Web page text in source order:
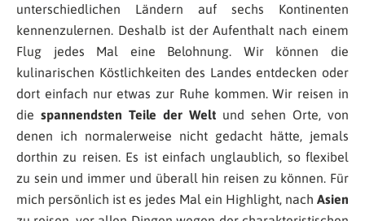
unterschiedlichen Ländern auf sechs Kontinenten
kennenzulernen. Deshalb ist der Aufenthalt nach einem
Flug jedes Mal eine Belohnung. Wir können die
kulinarischen Köstlichkeiten des Landes entdecken oder
dort einfach nur etwas zur Ruhe kommen. Wir reisen in
die spannendsten Teile der Welt und sehen Orte, von
denen ich normalerweise nicht gedacht hätte, jemals
dorthin zu reisen. Es ist einfach unglaublich, so flexibel
zu sein und immer und überall hin reisen zu können. Für
mich persönlich ist es jedes Mal ein Highlight, nach Asien